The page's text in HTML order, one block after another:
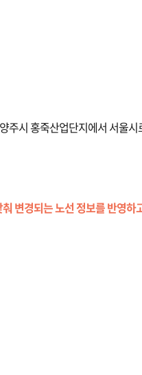
주시 홍죽산업단지에서 서울
변경되는 노선 정보를 반영